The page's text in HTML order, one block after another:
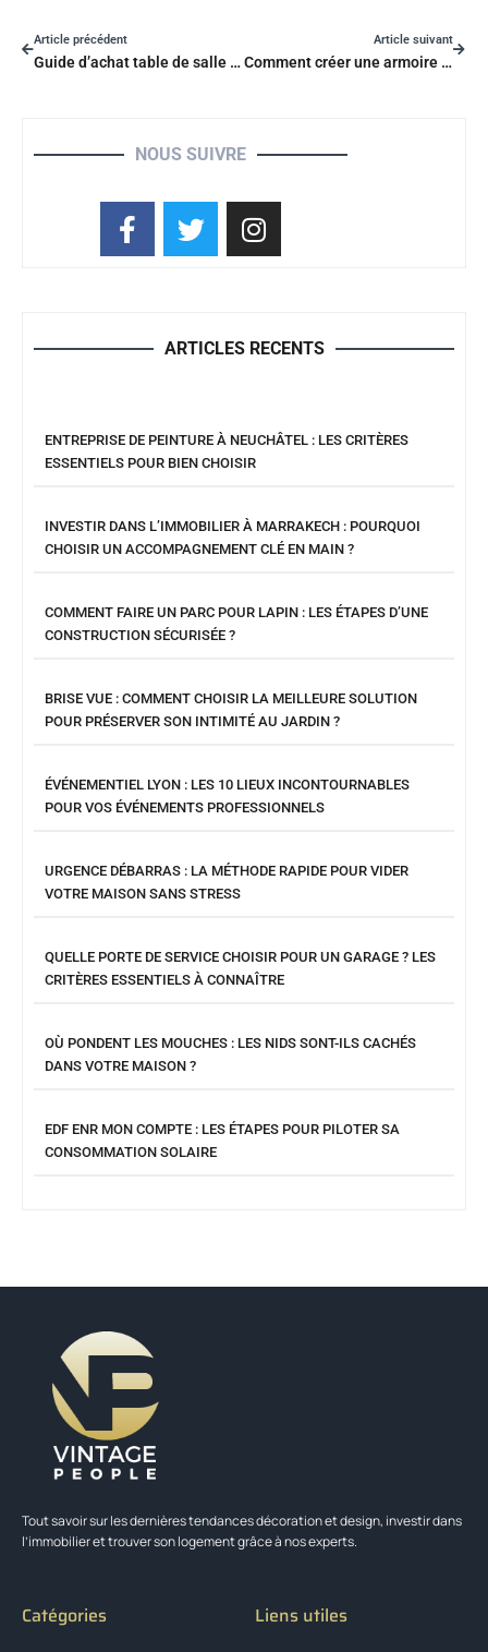
Article précédent
Guide d’achat table de salle à manger
Article suivant
Comment créer une armoire sur mesure ?
NOUS SUIVRE
ARTICLES RECENTS
ENTREPRISE DE PEINTURE À NEUCHÂTEL : LES CRITÈRES
ESSENTIELS POUR BIEN CHOISIR
INVESTIR DANS L’IMMOBILIER À MARRAKECH : POURQUOI
CHOISIR UN ACCOMPAGNEMENT CLÉ EN MAIN ?
COMMENT FAIRE UN PARC POUR LAPIN : LES ÉTAPES D’UNE
CONSTRUCTION SÉCURISÉE ?
BRISE VUE : COMMENT CHOISIR LA MEILLEURE SOLUTION
POUR PRÉSERVER SON INTIMITÉ AU JARDIN ?
ÉVÉNEMENTIEL LYON : LES 10 LIEUX INCONTOURNABLES
POUR VOS ÉVÉNEMENTS PROFESSIONNELS
URGENCE DÉBARRAS : LA MÉTHODE RAPIDE POUR VIDER
VOTRE MAISON SANS STRESS
QUELLE PORTE DE SERVICE CHOISIR POUR UN GARAGE ? LES
CRITÈRES ESSENTIELS À CONNAÎTRE
OÙ PONDENT LES MOUCHES : LES NIDS SONT-ILS CACHÉS
DANS VOTRE MAISON ?
EDF ENR MON COMPTE : LES ÉTAPES POUR PILOTER SA
CONSOMMATION SOLAIRE
Tout savoir sur les dernières tendances décoration et design, investir dans
l’immobilier et trouver son logement grâce à nos experts.
Catégories Liens utiles